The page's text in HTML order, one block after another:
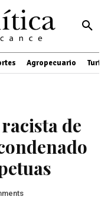
Agropecuario
de